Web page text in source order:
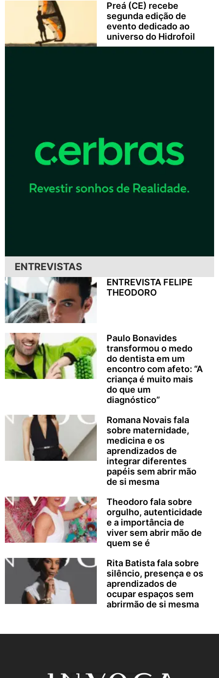
Preá (CE) recebe
segunda edição de
evento dedicado ao
universo do Hidrofoil
ENTREVISTAS
ENTREVISTA FELIPE
THEODORO
Paulo Bonavides
transformou o medo
do dentista em um
encontro com afeto: “A
criança é muito mais
do que um
diagnóstico”
Romana Novais fala
sobre maternidade,
medicina e os
aprendizados de
integrar diferentes
papéis sem abrir mão
de si mesma
Theodoro fala sobre
orgulho, autenticidade
e a importância de
viver sem abrir mão de
quem se é
Rita Batista fala sobre
silêncio, presença e os
aprendizados de
ocupar espaços sem
abrirmão de si mesma